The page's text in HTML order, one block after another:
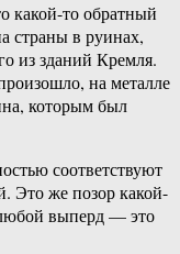
какой-то обратный
страны в руинах,
из зданий Кремля.
на металле
которым был
соответствуют
Это же позор какой-
выперд — это